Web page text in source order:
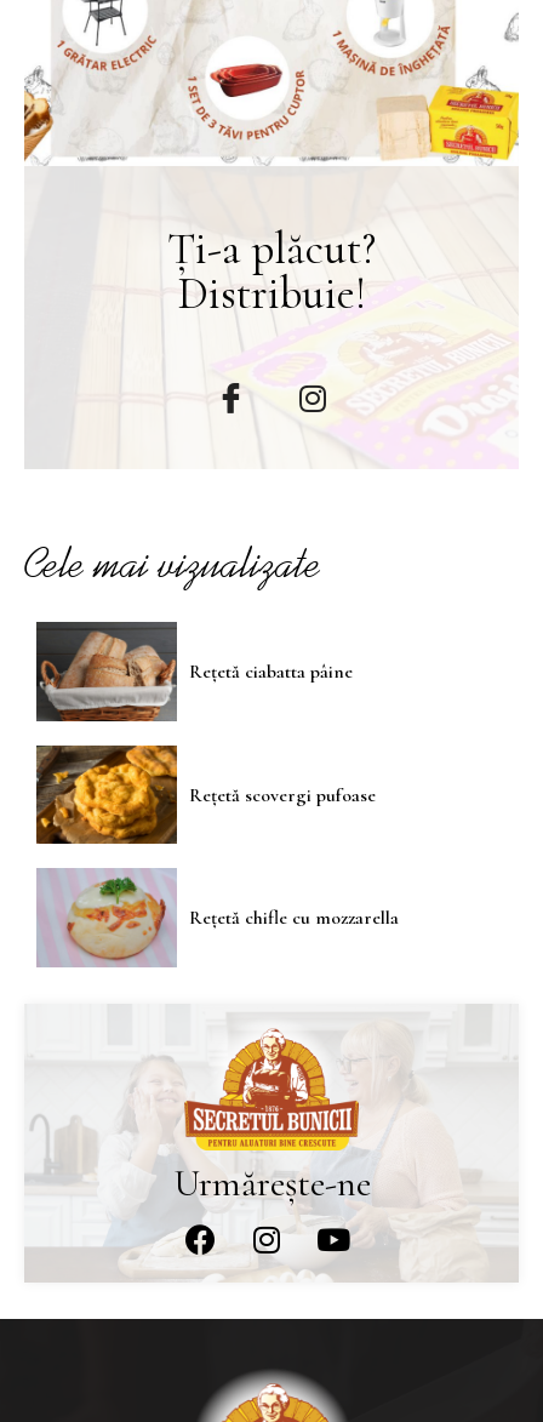
Ți-a plăcut?
Distribuie!
Cele mai vizualizate
Rețetă ciabatta pâine
Rețetă scovergi pufoase
Rețetă chifle cu mozzarella
Urmărește-ne